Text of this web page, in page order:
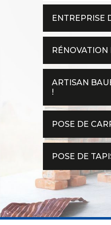
ENTREPRISE
ARTISAN
!
POSE DE
POSE DE